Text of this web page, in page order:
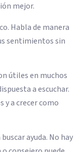
mejor.
Habla de manera
sentimientos sin
útiles en muchos
a escuchar.
y a crecer como
ayuda. No hay